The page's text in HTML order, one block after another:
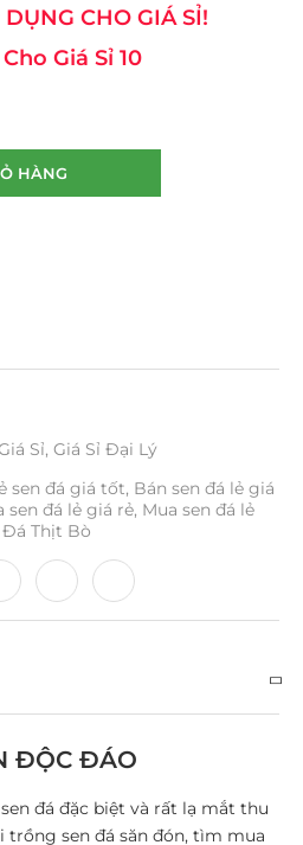
CHO GIÁ SỈ!
Giá Sỉ 10
HÀNG
Sỉ, Giá Sỉ Đại Lý
sen đá giá tốt, Bán sen đá lẻ giá
sen đá lẻ giá rẻ, Mua sen đá lẻ
Đá Thịt Bò
ĐỘC ĐÁO
đá đặc biệt và rất lạ mắt thu
trồng sen đá săn đón, tìm mua